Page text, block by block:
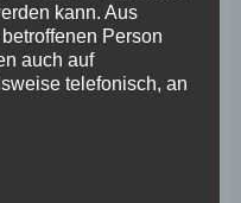
kann. Aus
Person
auch auf
telefonisch, an